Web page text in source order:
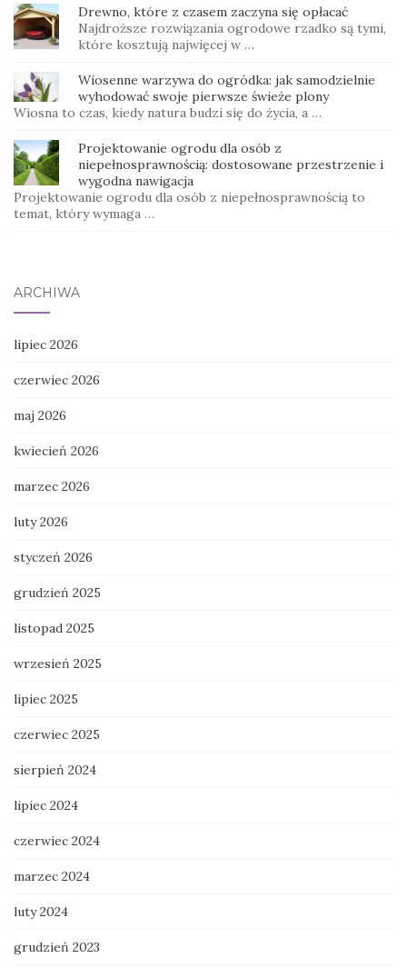
Drewno, które z czasem zaczyna się opłacać
Najdroższe rozwiązania ogrodowe rzadko są tymi,
które kosztują najwięcej w …
Wiosenne warzywa do ogródka: jak samodzielnie
wyhodować swoje pierwsze świeże plony
Wiosna to czas, kiedy natura budzi się do życia, a …
Projektowanie ogrodu dla osób z
niepełnosprawnością: dostosowane przestrzenie i
wygodna nawigacja
Projektowanie ogrodu dla osób z niepełnosprawnością to
temat, który wymaga …
ARCHIWA
lipiec 2026
czerwiec 2026
maj 2026
kwiecień 2026
marzec 2026
luty 2026
styczeń 2026
grudzień 2025
listopad 2025
wrzesień 2025
lipiec 2025
czerwiec 2025
sierpień 2024
lipiec 2024
czerwiec 2024
marzec 2024
luty 2024
grudzień 2023